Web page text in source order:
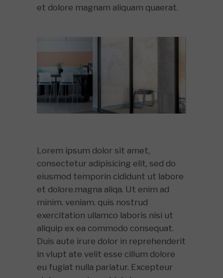
et dolore magnam aliquam quaerat.
Lorem ipsum dolor sit amet,
consectetur adipisicing elit, sed do
eiusmod temporin cididunt ut labore
et dolore.magna aliqa. Ut enim ad
minim. veniam. quis nostrud
exercitation ullamco laboris nisi ut
aliquip ex ea commodo consequat.
Duis aute irure dolor in reprehenderit
in vlupt ate velit esse cillum dolore
eu fugiat nulla pariatur. Excepteur